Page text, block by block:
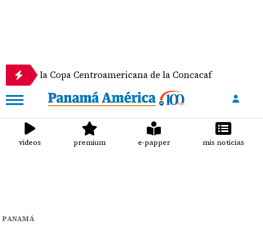
Copa Centroamericana de la Concacaf
videos premium e-papper mis noticias
PANAMÁ